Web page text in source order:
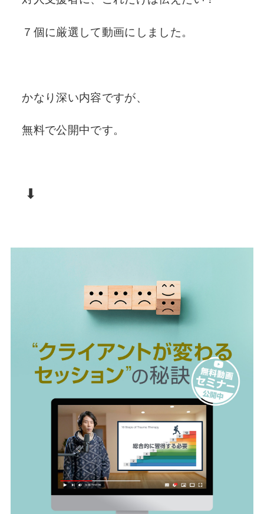
７個に厳選して動画にしました。
かなり深い内容ですが、
無料で公開中です。
⬇︎